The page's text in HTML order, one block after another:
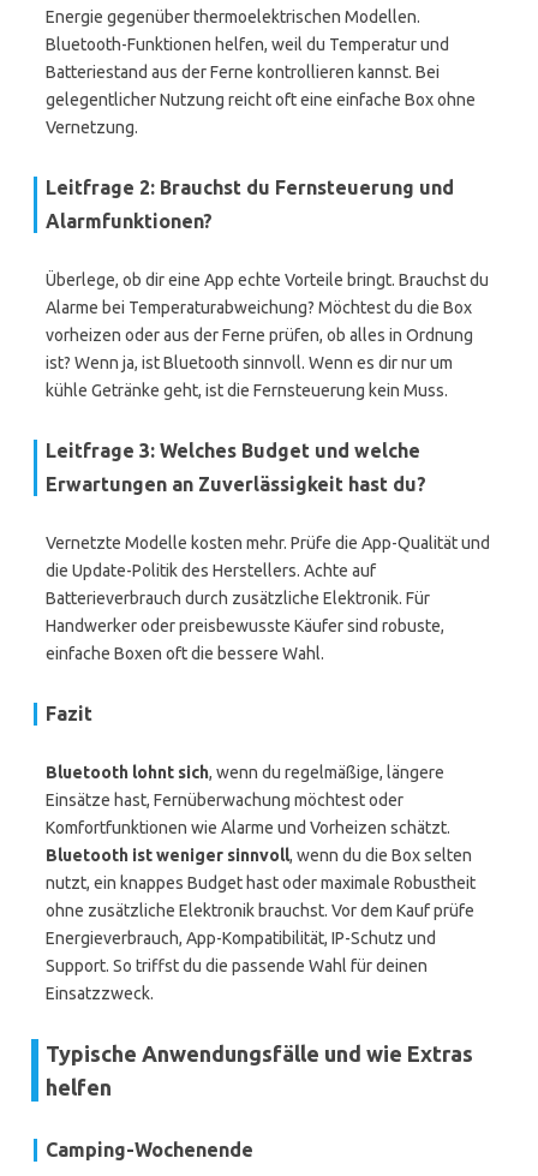
Energie gegenüber thermoelektrischen Modellen.
Bluetooth-Funktionen helfen, weil du Temperatur und
Batteriestand aus der Ferne kontrollieren kannst. Bei
gelegentlicher Nutzung reicht oft eine einfache Box ohne
Vernetzung.
Leitfrage 2: Brauchst du Fernsteuerung und
Alarmfunktionen?
Überlege, ob dir eine App echte Vorteile bringt. Brauchst du
Alarme bei Temperaturabweichung? Möchtest du die Box
vorheizen oder aus der Ferne prüfen, ob alles in Ordnung
ist? Wenn ja, ist Bluetooth sinnvoll. Wenn es dir nur um
kühle Getränke geht, ist die Fernsteuerung kein Muss.
Leitfrage 3: Welches Budget und welche
Erwartungen an Zuverlässigkeit hast du?
Vernetzte Modelle kosten mehr. Prüfe die App-Qualität und
die Update-Politik des Herstellers. Achte auf
Batterieverbrauch durch zusätzliche Elektronik. Für
Handwerker oder preisbewusste Käufer sind robuste,
einfache Boxen oft die bessere Wahl.
Fazit
Bluetooth lohnt sich, wenn du regelmäßige, längere
Einsätze hast, Fernüberwachung möchtest oder
Komfortfunktionen wie Alarme und Vorheizen schätzt.
Bluetooth ist weniger sinnvoll, wenn du die Box selten
nutzt, ein knappes Budget hast oder maximale Robustheit
ohne zusätzliche Elektronik brauchst. Vor dem Kauf prüfe
Energieverbrauch, App-Kompatibilität, IP-Schutz und
Support. So triffst du die passende Wahl für deinen
Einsatzzweck.
Typische Anwendungsfälle und wie Extras
helfen
Camping-Wochenende